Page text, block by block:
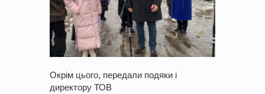
Окрім цього, передали подяки і
директору ТОВ